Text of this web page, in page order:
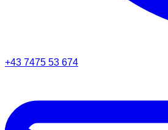
+43 7475 53 674